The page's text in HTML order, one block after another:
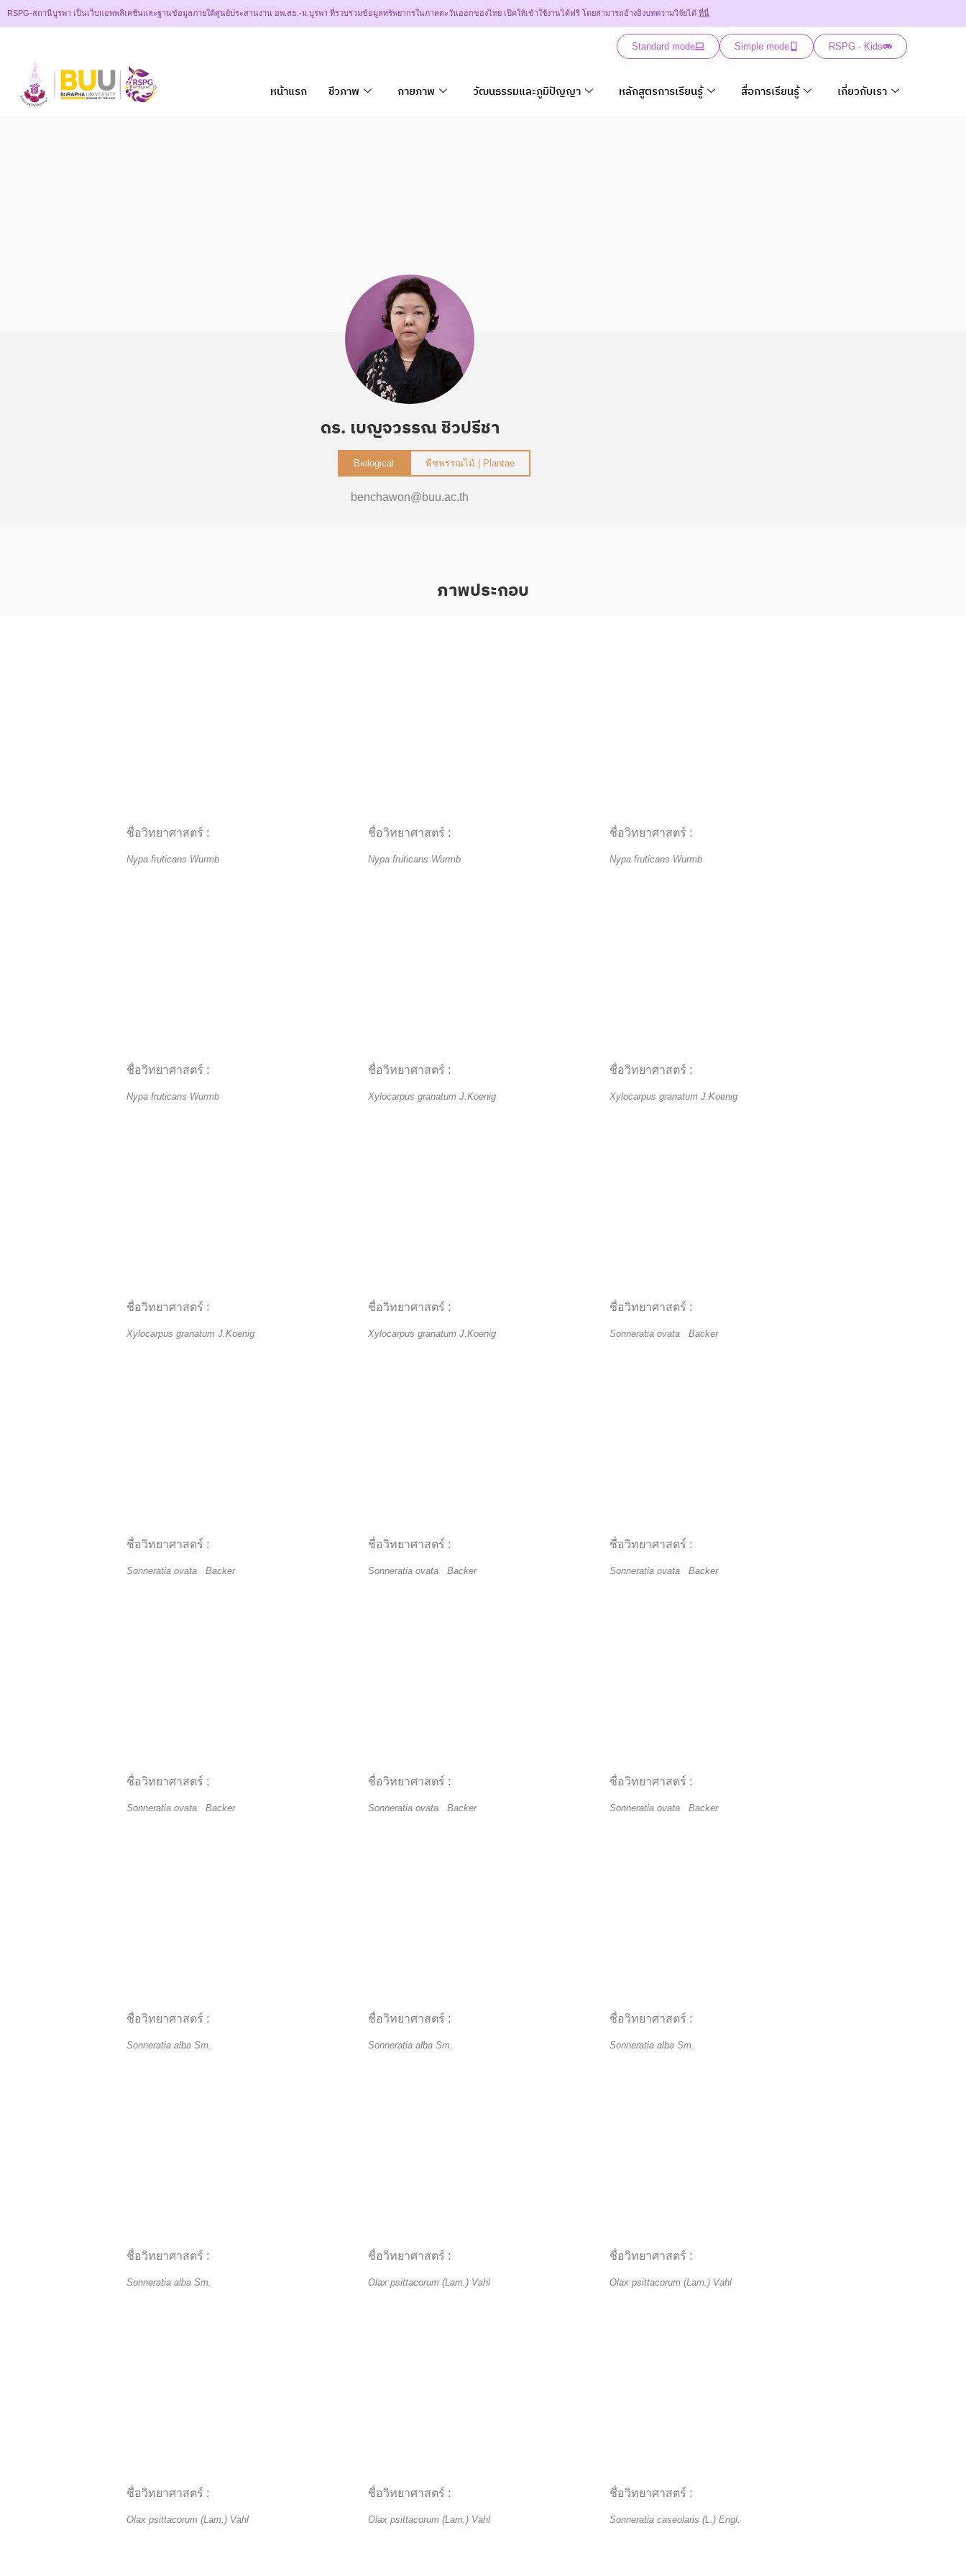
RSPG-สถานีบูรพา เป็นเว็บแอพพลิเคชันและฐานข้อมูลภายใต้ศูนย์ประสานงาน อพ.สธ.-ม.บูรพา ที่รวบรวมข้อมูลทรัพยากรในภาคตะวันออกของไทย เปิดให้เข้าใช้งานได้ฟรี โดยสามารถอ้างอิงบทความวิจัยได้ ที่นี่
Standard mode Simple mode RSPG - Kids
หน้าแรก ชีวภาพ กายภาพ วัฒนธรรมและภูมิปัญญา หลักสูตรการเรียนรู้ สื่อการเรียนรู้ เกี่ยวกับเรา
ดร. เบญจวรรณ ชิวปรีชา
Biological พืชพรรณไม้ | Plantae
benchawon@buu.ac.th
ภาพประกอบ
ชื่อวิทยาศาสตร์ :
Nypa fruticans Wurmb
ชื่อวิทยาศาสตร์ :
Nypa fruticans Wurmb
ชื่อวิทยาศาสตร์ :
Nypa fruticans Wurmb
ชื่อวิทยาศาสตร์ :
Nypa fruticans Wurmb
ชื่อวิทยาศาสตร์ :
Xylocarpus granatum J.Koenig
ชื่อวิทยาศาสตร์ :
Xylocarpus granatum J.Koenig
ชื่อวิทยาศาสตร์ :
Xylocarpus granatum J.Koenig
ชื่อวิทยาศาสตร์ :
Xylocarpus granatum J.Koenig
ชื่อวิทยาศาสตร์ :
Sonneratia ovata Backer
ชื่อวิทยาศาสตร์ :
Sonneratia ovata Backer
ชื่อวิทยาศาสตร์ :
Sonneratia ovata Backer
ชื่อวิทยาศาสตร์ :
Sonneratia ovata Backer
ชื่อวิทยาศาสตร์ :
Sonneratia ovata Backer
ชื่อวิทยาศาสตร์ :
Sonneratia ovata Backer
ชื่อวิทยาศาสตร์ :
Sonneratia ovata Backer
ชื่อวิทยาศาสตร์ :
Sonneratia alba Sm.
ชื่อวิทยาศาสตร์ :
Sonneratia alba Sm.
ชื่อวิทยาศาสตร์ :
Sonneratia alba Sm.
ชื่อวิทยาศาสตร์ :
Sonneratia alba Sm.
ชื่อวิทยาศาสตร์ :
Olax psittacorum (Lam.) Vahl
ชื่อวิทยาศาสตร์ :
Olax psittacorum (Lam.) Vahl
ชื่อวิทยาศาสตร์ :
Olax psittacorum (Lam.) Vahl
ชื่อวิทยาศาสตร์ :
Olax psittacorum (Lam.) Vahl
ชื่อวิทยาศาสตร์ :
Sonneratia caseolaris (L.) Engl.